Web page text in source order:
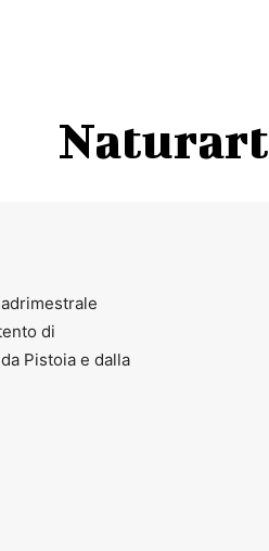
Naturart
di
Pistoia e dalla